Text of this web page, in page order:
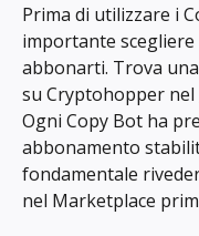
Prima di utilizzare i
importante scegliere
abbonarti. Trova
su Cryptohopper nel
Ogni Copy Bot ha
abbonamento
fondamentale
nel Marketplace